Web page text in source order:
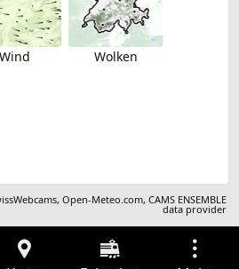
Wind Wolken
,Open-Meteo.com,CAMS ENSEMBLE
data provider